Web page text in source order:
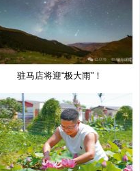
驻马店将迎“极大雨”！